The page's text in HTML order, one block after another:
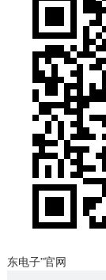
东电子”官网